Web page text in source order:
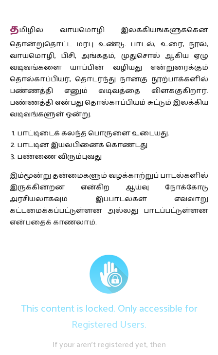
தமிழில் வாய்மொழி இலக்கியங்களுக்கென
தொன்றுதொட்ட மரபு உண்டு. பாடல், உரை, நூல்,
வாய்மொழி, பிசி, அங்கதம், முதுசொல் ஆகிய ஏழு
வடிவங்களை யாப்பின் வழியது என்றுரைக்கும்
தொல்காப்பியர், தொடர்ந்து நான்கு நூற்பாக்களில்
பண்ணத்தி எனும் வடிவத்தை விளக்குகிறார்.
பண்ணத்தி என்பது தொல்காப்பியம் சுட்டும் இலக்கிய
வடிவங்களுள் ஒன்று.
பாட்டிடைக் கலந்த பொருளை உடையது.
பாட்டின் இயல்பினைக் கொண்டது
பண்ணை விரும்புவது
இம்மூன்று தன்மைகளும் வழக்காற்றுப் பாடல்களில்
இருக்கின்றன என்கிற ஆய்வு நோக்கோடு
அரசியலாகவும் இப்பாடல்கள் எவ்வாறு
கட்டமைக்கப்பட்டுள்ளன அல்லது பாடப்பட்டுள்ளன
என்பதைக் காணலாம்.
This content is locked. Only accessible for
Registered Users.
If your aren't registered yet, then